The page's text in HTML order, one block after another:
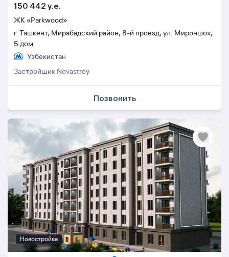
150 442 y.e.
ЖК «Parkwood»
г. Ташкент, Мирабадский район, 8-й проезд, ул. Мироншох,
5 дом
Узбекистан
Застройщик Novastroy
Позвонить
Новостройка